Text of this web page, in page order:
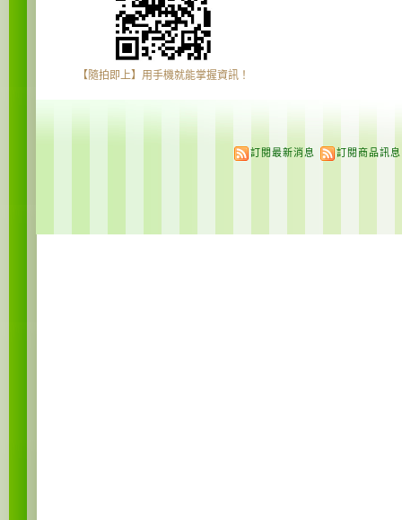
【隨拍即上】用手機就能掌握資訊！
訂閱最新消息 訂閱商品訊息